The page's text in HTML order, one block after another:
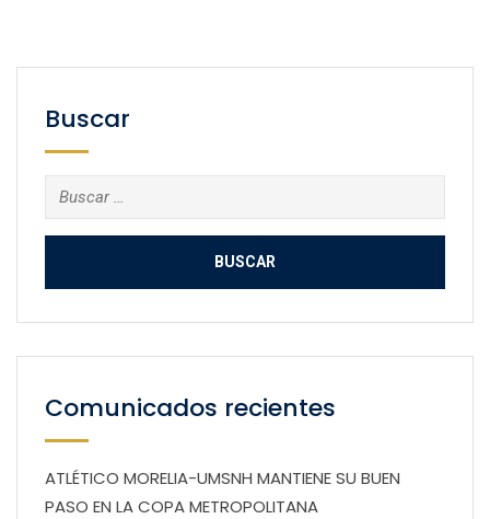
Buscar
Buscar:
Comunicados recientes
ATLÉTICO MORELIA-UMSNH MANTIENE SU BUEN
PASO EN LA COPA METROPOLITANA